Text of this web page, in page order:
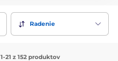
Radenie
21 z 152 produktov